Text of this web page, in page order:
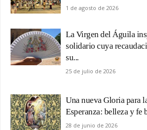
1 de agosto de 2026
La Virgen del Águila
solidario cuya
su...
25 de julio de 2026
Una nueva Gloria para
Esperanza: belleza y fe
28 de junio de 2026